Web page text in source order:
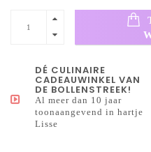
DÉ CULINAIRE
CADEAUWINKEL VAN
DE BOLLENSTREEK!
Al meer dan 10 jaar
toonaangevend in hartje
Lisse